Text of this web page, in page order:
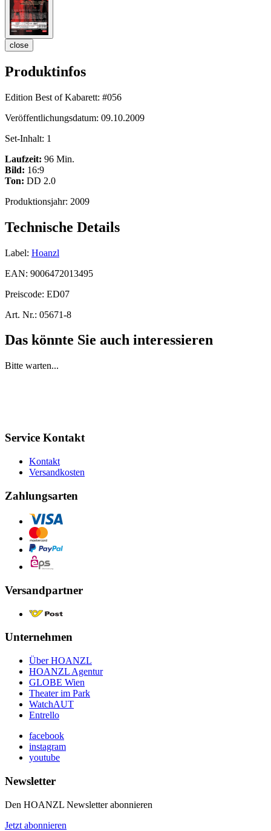
close
Produktinfos
Edition Best of Kabarett: #056
Veröffentlichungsdatum: 09.10.2009
Set-Inhalt: 1
Laufzeit: 96 Min.
Bild: 16:9
Ton: DD 2.0
Produktionsjahr: 2009
Technische Details
Label: Hoanzl
EAN: 9006472013495
Preiscode: ED07
Art. Nr.: 05671-8
Das könnte Sie auch interessieren
Bitte warten...
Service Kontakt
Kontakt
Versandkosten
Zahlungsarten
Versandpartner
Unternehmen
Über HOANZL
HOANZL Agentur
GLOBE Wien
Theater im Park
WatchAUT
Entrello
facebook
instagram
youtube
Newsletter
Den HOANZL Newsletter abonnieren
Jetzt abonnieren